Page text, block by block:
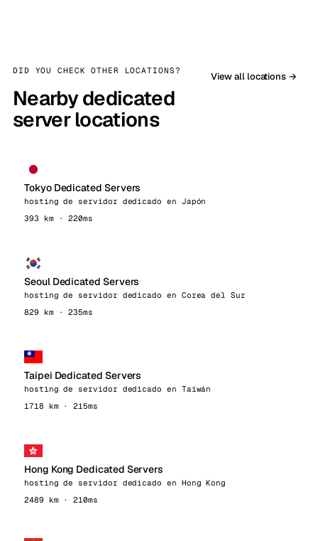
DID YOU CHECK OTHER LOCATIONS?
Nearby dedicated
server locations
View all locations →
Tokyo Dedicated Servers
hosting de servidor dedicado en Japón
393 km · 220ms
Seoul Dedicated Servers
hosting de servidor dedicado en Corea del Sur
829 km · 235ms
Taipei Dedicated Servers
hosting de servidor dedicado en Taiwán
1718 km · 215ms
Hong Kong Dedicated Servers
hosting de servidor dedicado en Hong Kong
2489 km · 210ms